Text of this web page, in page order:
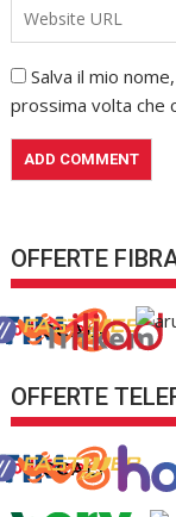
Salva il mio
prossima volta che
OFFERTE
OFFERTE